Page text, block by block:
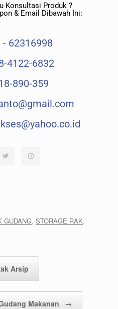
Konsultasi Produk ?
& Email Dibawah Ini:
- 62316998
4122-6832
890-359
GUDANG, STORAGE RAK.
Arsip
Makanan →